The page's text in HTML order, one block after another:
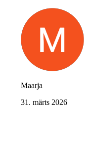
Maarja
31. märts 2026